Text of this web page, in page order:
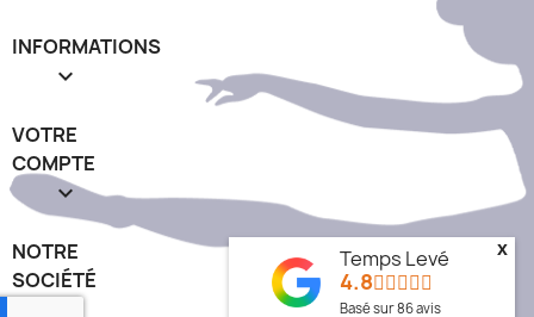
INFORMATIONS

VOTRE
COMPTE

NOTRE
SOCIÉTÉ
Temps Levé
4.8
Basé sur86avis
x